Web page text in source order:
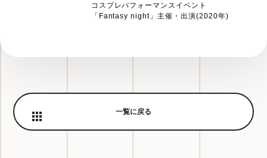
コスプレパフォーマンスイベント
「Fantasy night」主催・出演(2020年)
一覧に戻る